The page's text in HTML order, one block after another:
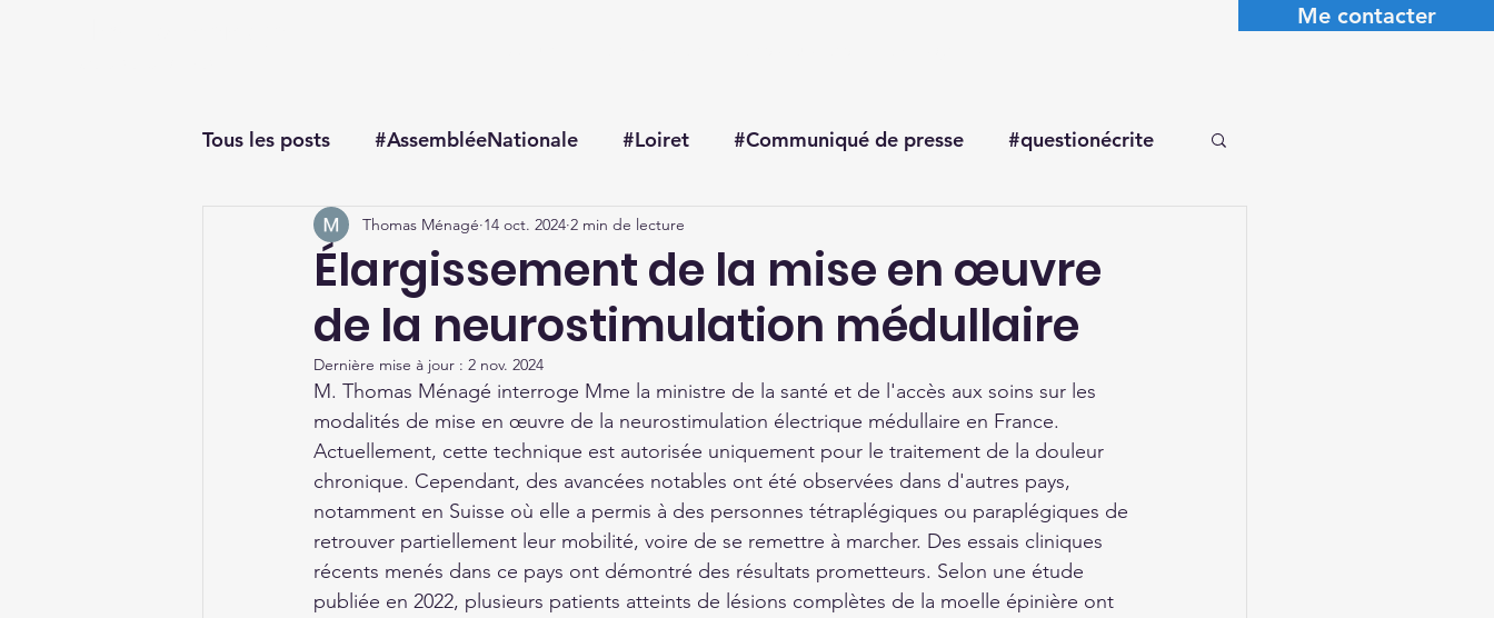
Me contacter
Tous les posts #AssembléeNationale #Loiret #Communiqué de presse #questionécrite
#questionorale
Élargissement de la mise en œuvre
de la neurostimulation médullaire
Thomas Ménagé 14 oct. 2024 2 min de lecture
Dernière mise à jour : 2 nov. 2024
M. Thomas Ménagé interroge Mme la ministre de la santé et de l'accès aux soins sur les
modalités de mise en œuvre de la neurostimulation électrique médullaire en France.
Actuellement, cette technique est autorisée uniquement pour le traitement de la douleur
chronique. Cependant, des avancées notables ont été observées dans d'autres pays,
notamment en Suisse où elle a permis à des personnes tétraplégiques ou paraplégiques de
retrouver partiellement leur mobilité, voire de se remettre à marcher. Des essais cliniques
récents menés dans ce pays ont démontré des résultats prometteurs. Selon une étude
publiée en 2022, plusieurs patients atteints de lésions complètes de la moelle épinière ont